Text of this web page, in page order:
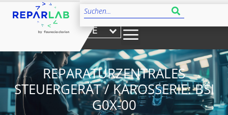
DE
REPARATURZENTRALES
STEUERGERÄT / KAROSSERIE: BSI
G0X-00